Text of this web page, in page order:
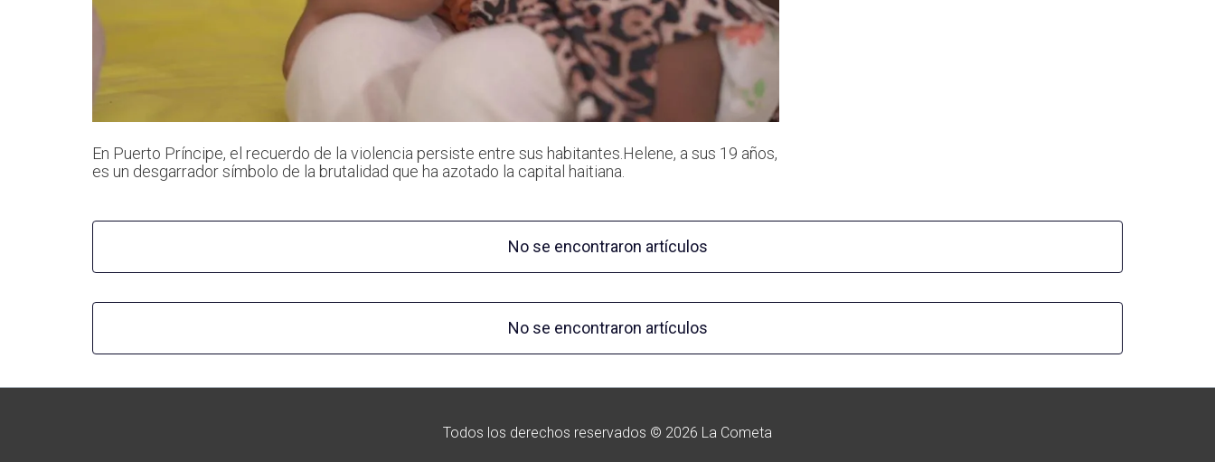
En Puerto Príncipe, el recuerdo de la violencia persiste entre sus habitantes.Helene, a sus 19 años,
es un desgarrador símbolo de la brutalidad que ha azotado la capital haitiana.
No se encontraron artículos
No se encontraron artículos
Todos los derechos reservados © 2026 La Cometa